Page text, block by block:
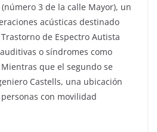
(número 3 de la calle Mayor), un
acústicas destinado
de Espectro Autista
o síndromes como
que el segundo se
Castells, una ubicación
con movilidad